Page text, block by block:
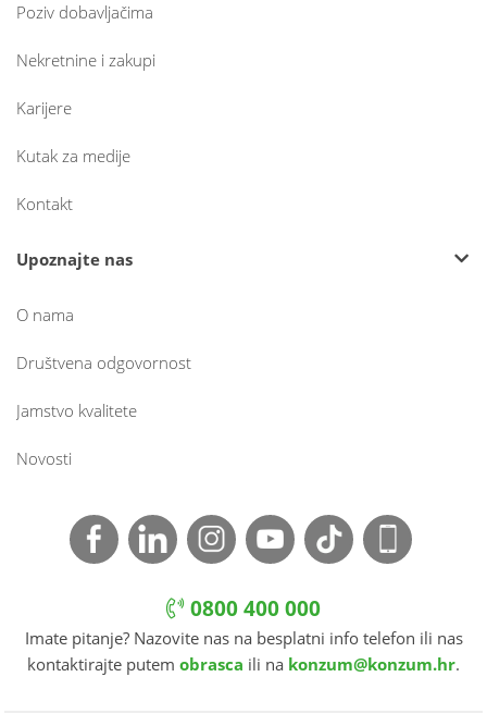
Poziv dobavljačima
Nekretnine i zakupi
Karijere
Kutak za medije
Kontakt
Upoznajte nas
O nama
Društvena odgovornost
Jamstvo kvalitete
Novosti
0800 400 000
Imate pitanje? Nazovite nas na besplatni info telefon ili nas
kontaktirajte putem obrasca ili na konzum@konzum.hr.